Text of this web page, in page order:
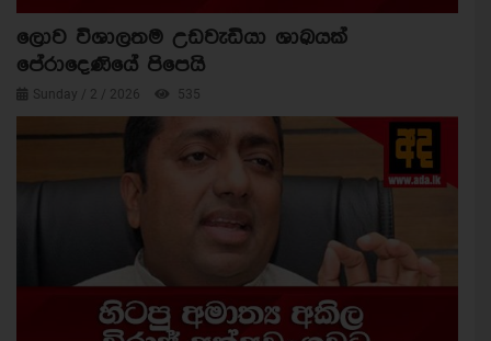
ලොව විශාලතම උඩවැඩියා ශාඛයක්
පේරාදෙණියේ පිපෙයි
Sunday / 2 / 2026 535